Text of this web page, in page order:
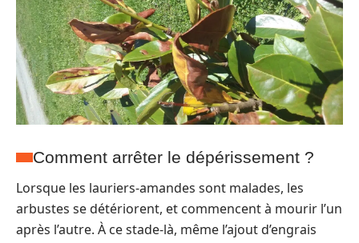
Comment arrêter le dépérissement ?
Lorsque les lauriers-amandes sont malades, les
arbustes se détériorent, et commencent à mourir l’un
après l’autre. À ce stade-là, même l’ajout d’engrais